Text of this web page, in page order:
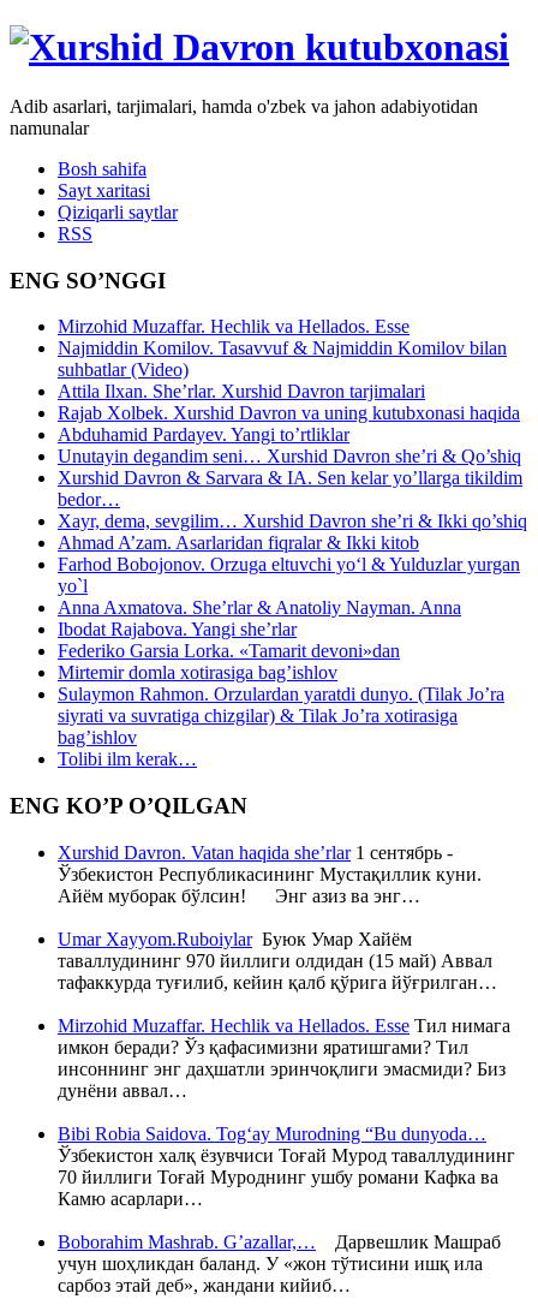
Adib asarlari, tarjimalari, hamda o'zbek va jahon adabiyotidan
namunalar
Bosh sahifa
Sayt xaritasi
Qiziqarli saytlar
RSS
ENG SO’NGGI
Mirzohid Muzaffar. Hechlik va Hellados. Esse
Najmiddin Komilov. Tasavvuf & Najmiddin Komilov bilan
suhbatlar (Video)
Attila Ilxan. She’rlar. Xurshid Davron tarjimalari
Rajab Xolbek. Xurshid Davron va uning kutubxonasi haqida
Abduhamid Pardayev. Yangi to’rtliklar
Unutayin degandim seni… Xurshid Davron she’ri & Qo’shiq
Xurshid Davron & Sarvara & IA. Sen kelar yo’llarga tikildim
bedor…
Xayr, dema, sevgilim… Xurshid Davron she’ri & Ikki qo’shiq
Ahmad A’zam. Asarlaridan fiqralar & Ikki kitob
Farhod Bobojonov. Orzuga eltuvchi yo‘l & Yulduzlar yurgan
yo`l
Anna Axmatova. She’rlar & Anatoliy Nayman. Anna
Ibodat Rajabova. Yangi she’rlar
Federiko Garsia Lorka. «Tamarit devoni»dan
Mirtemir domla xotirasiga bag’ishlov
Sulaymon Rahmon. Orzulardan yaratdi dunyo. (Tilak Jo’ra
siyrati va suvratiga chizgilar) & Tilak Jo’ra xotirasiga
bag’ishlov
Tolibi ilm kerak…
ENG KO’P O’QILGAN
Xurshid Davron. Vatan haqida she’rlar1 сентябрь -
Ўзбекистон Республикасининг Мустақиллик куни.
Айём муборак бўлсин! Энг азиз ва энг…
Umar Xayyom.RuboiylarБуюк Умар Хайём
таваллудининг 970 йиллиги олдидан (15 май) Аввал
тафаккурда туғилиб, кейин қалб қўрига йўғрилган…
Mirzohid Muzaffar. Hechlik va Hellados. Esse Тил нимага
имкон беради? Ўз қафасимизни яратишгами? Тил
инсоннинг энг даҳшатли эринчоқлиги эмасмиди? Биз
дунёни аввал…
Bibi Robia Saidova. Tog‘ay Murodning “Bu dunyoda…
Ўзбекистон халқ ёзувчиси Тоғай Мурод таваллудининг
70 йиллиги Тоғай Муроднинг ушбу романи Кафка ва
Камю асарлари…
Boborahim Mashrab. G’azallar,… Дарвешлик Машраб
учун шоҳликдан баланд. У «жон тўтисини ишқ ила
сарбоз этай деб», жандани кийиб…